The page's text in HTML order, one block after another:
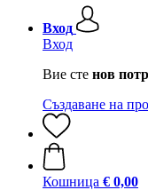
Вход
Вход
Вие сте нов
Създаване на
Кошница € 0,00